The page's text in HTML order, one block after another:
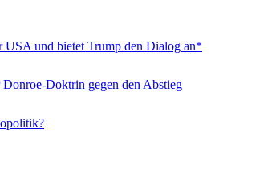
USA und bietet Trump den Dialog an*
Doktrin gegen den Abstieg